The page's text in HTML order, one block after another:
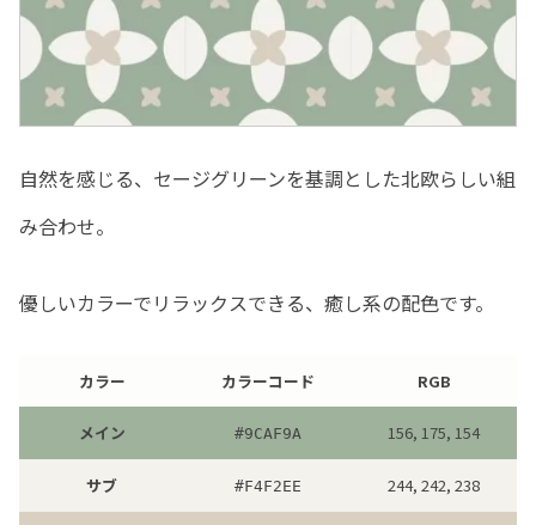
自然を感じる、セージグリーンを基調とした北欧らしい組
み合わせ。
優しいカラーでリラックスできる、癒し系の配色です。
カラー カラーコード RGB
メイン #9CAF9A 156, 175, 154
サブ #F4F2EE 244, 242, 238